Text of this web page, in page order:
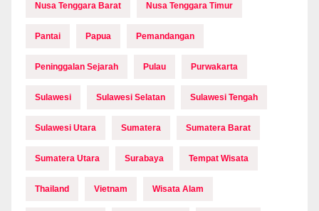
Nusa Tenggara Barat Nusa Tenggara Timur
Pantai Papua Pemandangan
Peninggalan Sejarah Pulau Purwakarta
Sulawesi Sulawesi Selatan Sulawesi Tengah
Sulawesi Utara Sumatera Sumatera Barat
Sumatera Utara Surabaya Tempat Wisata
Thailand Vietnam Wisata Alam